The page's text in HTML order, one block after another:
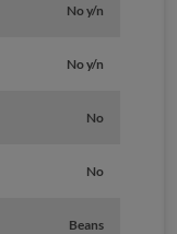
No y/n
No y/n
No
No
Beans